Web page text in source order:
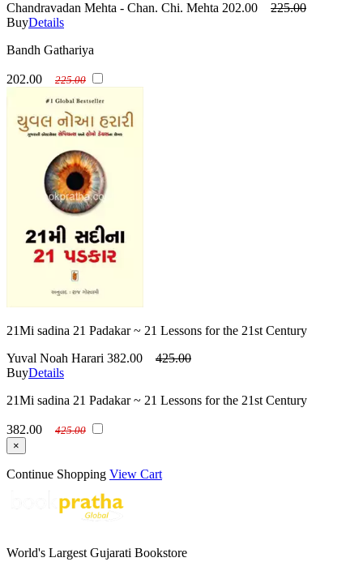
Chandravadan Mehta - Chan. Chi. Mehta 202.00
225.00
BuyDetails
Bandh Gathariya
202.00 225.00
21Mi sadina 21 Padakar ~ 21 Lessons for the 21st Century
Yuval Noah Harari 382.00
425.00
BuyDetails
21Mi sadina 21 Padakar ~ 21 Lessons for the 21st Century
382.00
425.00
×
Continue Shopping View Cart
World's Largest Gujarati Bookstore